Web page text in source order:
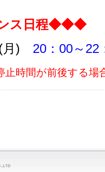
ス日程◆◆◆
) 20：00～22
止時間が前後する場